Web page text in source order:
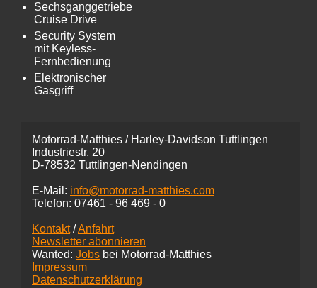
Sechsganggetriebe
Cruise Drive
Security System
mit Keyless-
Fernbedienung
Elektronischer
Gasgriff
Motorrad-Matthies / Harley-Davidson Tuttlingen
Industriestr. 20
D-78532 Tuttlingen-Nendingen
E-Mail: info@motorrad-matthies.com
Telefon: 07461 - 96 469 - 0
Kontakt/Anfahrt
Newsletter abonnieren
Wanted: Jobs bei Motorrad-Matthies
Impressum
Datenschutzerklärung